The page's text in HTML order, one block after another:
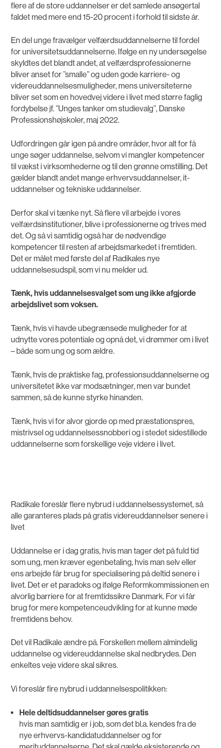
flere af de store uddannelser er det samlede ansøgertal
faldet med mere end 15-20 procent i forhold til sidste år.
En del unge fravælger velfærdsuddannelserne til fordel
for universitetsuddannelserne. Ifølge en ny undersøgelse
skyldtes det blandt andet, at velfærdsprofessionerne
bliver anset for ”smalle” og uden gode karriere- og
videreuddannelsesmuligheder, mens universiteterne
bliver set som en hovedvej videre i livet med større faglig
fordybelse jf. ”Unges tanker om studievalg”, Danske
Professionshøjskoler, maj 2022.
Udfordringen går igen på andre områder, hvor alt for få
unge søger uddannelse, selvom vi mangler kompetencer
til vækst i virksomhederne og til den grønne omstilling. Det
gælder blandt andet mange erhvervsuddannelser, it-
uddannelser og tekniske uddannelser.
Derfor skal vi tænke nyt. Så flere vil arbejde i vores
velfærdsinstitutioner, blive i professionerne og trives med
det. Og så vi samtidig også har de nødvendige
kompetencer til resten af arbejdsmarkedet i fremtiden.
Det er målet med første del af Radikales nye
uddannelsesudspil, som vi nu melder ud.
Tænk, hvis uddannelsesvalget som ung ikke afgjorde
arbejdslivet som voksen.
Tænk, hvis vi havde ubegrænsede muligheder for at
udnytte vores potentiale og opnå det, vi drømmer om i livet
– både som ung og som ældre.
Tænk, hvis de praktiske fag, professionsuddannelserne og
universitetet ikke var modsætninger, men var bundet
sammen, så de kunne styrke hinanden.
Tænk, hvis vi for alvor gjorde op med præstationspres,
mistrivsel og uddannelsessnobberi og i stedet sidestillede
uddannelserne som forskellige veje videre i livet.
Radikale foreslår flere nybrud i uddannelsessystemet, så
alle garanteres plads på gratis videreuddannelser senere i
livet
Uddannelse er i dag gratis, hvis man tager det på fuld tid
som ung, men kræver egenbetaling, hvis man selv eller
ens arbejde får brug for specialisering på deltid senere i
livet. Det er et paradoks og ifølge Reformkommissionen en
alvorlig barriere for at fremtidssikre Danmark. For vi får
brug for mere kompetenceudvikling for at kunne møde
fremtidens behov.
Det vil Radikale ændre på. Forskellen mellem almindelig
uddannelse og videreuddannelse skal nedbrydes. Den
enkeltes veje videre skal sikres.
Vi foreslår fire nybrud i uddannelsespolitikken:
Hele deltidsuddannelser gøres gratis
hvis man samtidig er i job, som det bl.a. kendes fra de
nye erhvervs-kandidatuddannelser og for